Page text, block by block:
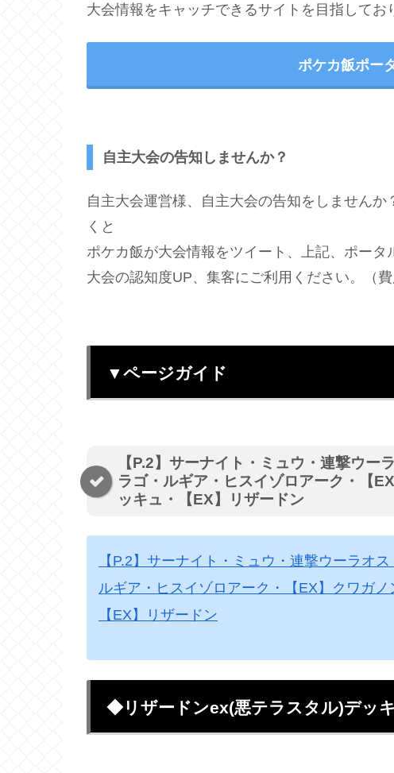
大会情報をキャッチできるサイトを目指してお
ポケカ飯ポー
自主大会の告知しませんか？
自主大会運営様、自主大会の告知をしません
くと
ポケカ飯が大会情報をツイート、上記、ポータ
大会の認知度UP、集客にご利用ください。（費
▼ページガイド
【P.2】サーナイト・ミュウ・連撃ウー
ラゴ・ルギア・ヒスイゾロアーク・【
ッキュ・【EX】リザードン
【P.2】サーナイト・ミュウ・連撃ウーラオ
ルギア・ヒスイゾロアーク・【EX】クワガ
【EX】リザードン
◆リザードンex(悪テラスタル)デッキ